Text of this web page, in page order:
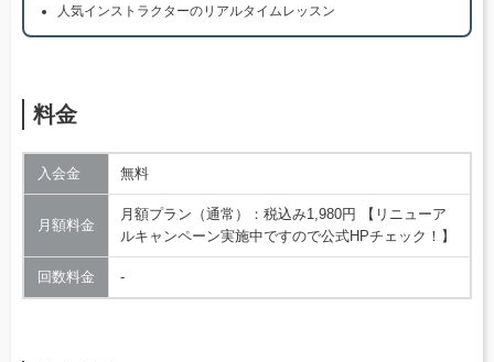
人気インストラクターのリアルタイムレッスン
料金
入会金 無料
月額料金
月額プラン（通常）：税込み1,980円 【リニューア
ルキャンペーン実施中ですので公式HPチェック！】
回数料金 ‐